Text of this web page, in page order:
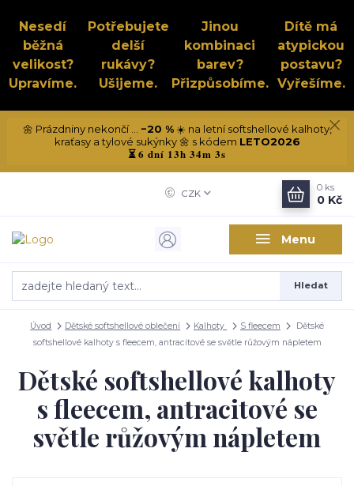
Nesedí
běžná
velikost?
Upravíme.
Potřebujete
delší
rukávy?
Ušijeme.
Jinou
kombinaci
barev?
Přizpůsobíme.
Dítě má
atypickou
postavu?
Vyřešíme.
🌼 Prázdniny nekončí ... −20 %☀️ na letní softshellové kalhoty,
kraťasy a tylové sukýnky 🌼 s kódem LETO2026
⏳6 dní 13h 34m 2s
Menu
CZK
Hledat
0 ks
0 Kč
Úvod Dětské softshellové oblečení Kalhoty S fleecem
Dětské
softshellové kalhoty s fleecem, antracitové se světle růžovým nápletem
Dětské softshellové kalhoty
s fleecem, antracitové se
světle růžovým nápletem